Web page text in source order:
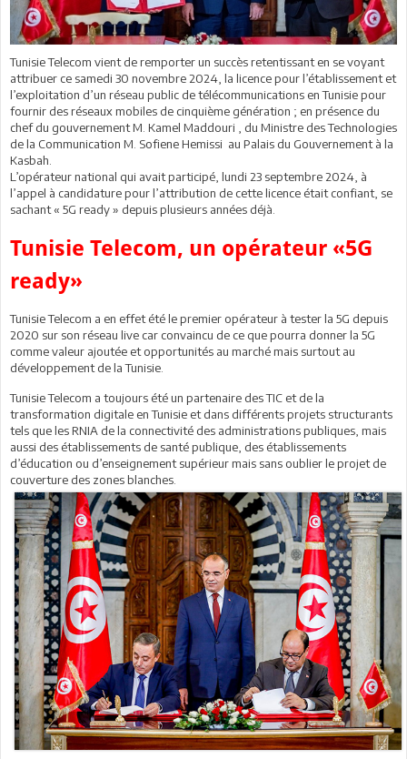
Tunisie Telecom vient de remporter un succès retentissant en se voyant
attribuer ce samedi 30 novembre 2024, la licence pour l’établissement et
l’exploitation d’un réseau public de télécommunications en Tunisie pour
fournir des réseaux mobiles de cinquième génération ; en présence du
chef du gouvernement M. Kamel Maddouri , du Ministre des Technologies
de la Communication M. Sofiene Hemissi au Palais du Gouvernement à la
Kasbah.
L’opérateur national qui avait participé, lundi 23 septembre 2024, à
l’appel à candidature pour l’attribution de cette licence était confiant, se
sachant « 5G ready » depuis plusieurs années déjà.
Tunisie Telecom, un opérateur «5G
ready»
Tunisie Telecom a en effet été le premier opérateur à tester la 5G depuis
2020 sur son réseau live car convaincu de ce que pourra donner la 5G
comme valeur ajoutée et opportunités au marché mais surtout au
développement de la Tunisie.
Tunisie Telecom a toujours été un partenaire des TIC et de la
transformation digitale en Tunisie et dans différents projets structurants
tels que les RNIA de la connectivité des administrations publiques, mais
aussi des établissements de santé publique, des établissements
d’éducation ou d’enseignement supérieur mais sans oublier le projet de
couverture des zones blanches.